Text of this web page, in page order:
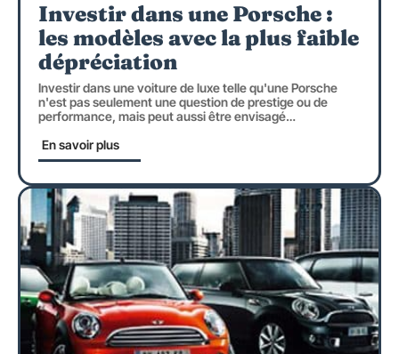
Investir dans une Porsche :
les modèles avec la plus faible
dépréciation
Investir dans une voiture de luxe telle qu'une Porsche
n'est pas seulement une question de prestige ou de
performance, mais peut aussi être envisagé…
En savoir plus